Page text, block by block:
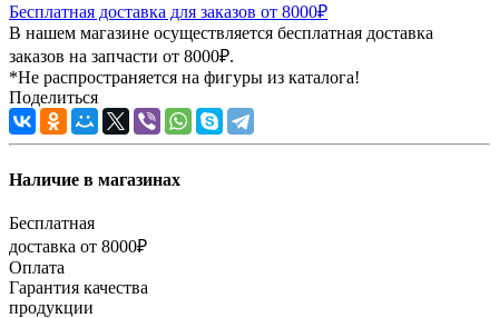
Бесплатная доставка для заказов от 8000₽
В нашем магазине осуществляется бесплатная доставка
заказов на запчасти от 8000₽.
*Не распространяется на фигуры из каталога!
Поделиться
Наличие в магазинах
Бесплатная
доставка от 8000₽
Оплата
Гарантия качества
продукции